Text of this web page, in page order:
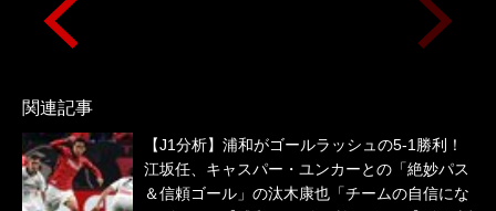
関連記事
【J1分析】浦和がゴールラッシュの5‐1勝利！
江坂任、キャスパー・ユンカーとの「絶妙パス
＆信頼ゴール」の汰木康也「チームの自信にな